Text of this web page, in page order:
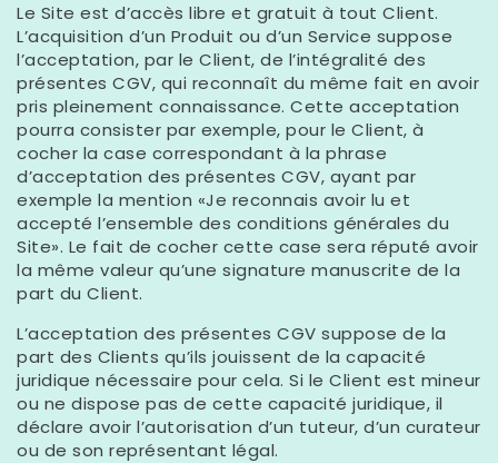
Le Site est d’accès libre et gratuit à tout Client.
L’acquisition d’un Produit ou d’un Service suppose
l’acceptation, par le Client, de l’intégralité des
présentes CGV, qui reconnaît du même fait en avoir
pris pleinement connaissance. Cette acceptation
pourra consister par exemple, pour le Client, à
cocher la case correspondant à la phrase
d’acceptation des présentes CGV, ayant par
exemple la mention «Je reconnais avoir lu et
accepté l’ensemble des conditions générales du
Site». Le fait de cocher cette case sera réputé avoir
la même valeur qu’une signature manuscrite de la
part du Client.
L’acceptation des présentes CGV suppose de la
part des Clients qu’ils jouissent de la capacité
juridique nécessaire pour cela. Si le Client est mineur
ou ne dispose pas de cette capacité juridique, il
déclare avoir l’autorisation d’un tuteur, d’un curateur
ou de son représentant légal.